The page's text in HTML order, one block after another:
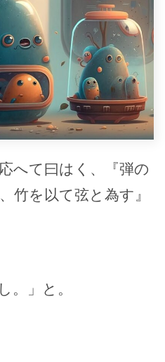
へて曰はく、『弾の
竹を以て弦と為す』
。」と。